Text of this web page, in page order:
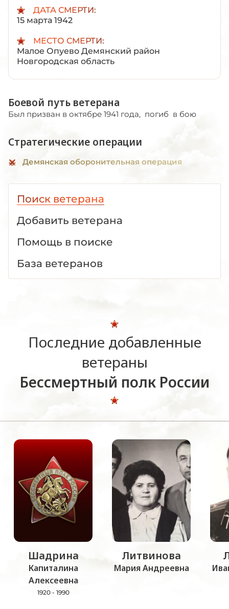
ДАТА СМЕРТИ:
15 марта 1942
МЕСТО СМЕРТИ:
Малое Опуево Демянский район
Новгородская область
Боевой путь ветерана
Был призван в октябре 1941 года, погиб в бою
Стратегические операции
Демянская оборонительная операция
Поиск ветерана
Добавить ветерана
Помощь в поиске
База ветеранов
Последние добавленные
ветераны
Бессмертный полк России
Шадрина
Капиталина
Алексеевна
1920 - 1990
Литвинова
Мария Андреевна